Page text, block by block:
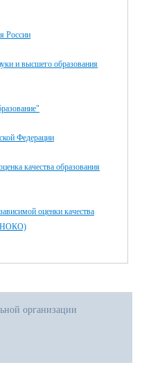
России
и высшего образования
Федерации
качества образования
оценки качества
(НОКО)
организации